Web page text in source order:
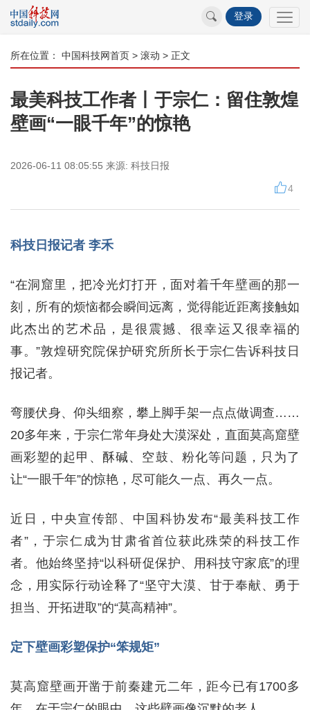
登录
所在位置： 中国科技网首页 > 滚动 > 正文
最美科技工作者丨于宗仁：留住敦煌
壁画“一眼千年”的惊艳
2026-06-11 08:05:55 来源: 科技日报
4
科技日报记者 李禾
“在洞窟里，把冷光灯打开，面对着千年壁画的那一
刻，所有的烦恼都会瞬间远离，觉得能近距离接触如
此杰出的艺术品，是很震撼、很幸运又很幸福的
事。”敦煌研究院保护研究所所长于宗仁告诉科技日
报记者。
弯腰伏身、仰头细察，攀上脚手架一点点做调查……
20多年来，于宗仁常年身处大漠深处，直面莫高窟壁
画彩塑的起甲、酥碱、空鼓、粉化等问题，只为了
让“一眼千年”的惊艳，尽可能久一点、再久一点。
近日，中央宣传部、中国科协发布“最美科技工作
者”，于宗仁成为甘肃省首位获此殊荣的科技工作
者。他始终坚持“以科研促保护、用科技守家底”的理
念，用实际行动诠释了“坚守大漠、甘于奉献、勇于
担当、开拓进取”的“莫高精神”。
定下壁画彩塑保护“笨规矩”
莫高窟壁画开凿于前秦建元二年，距今已有1700多